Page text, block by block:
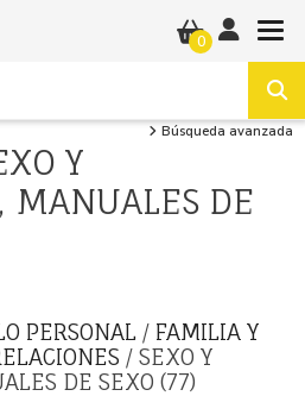
Búsqueda avanzada
0
Y
MANUALES DE
PERSONAL / FAMILIA Y
/ SEXO Y
DE SEXO (77)